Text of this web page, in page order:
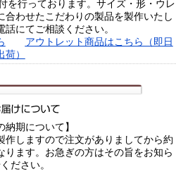
を行っております。サイズ・形・ウレ
合わせたこだわりの製品を製作いたし
話にてご相談ください。
アウトレット商品はこちら（即日
荷）
納期について】
作しますので注文がありましてから約
ります。お急ぎの方はその旨をお知ら
ださい。